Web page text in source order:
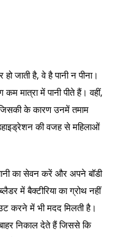
जाती है, वे है पानी न पीना।
मात्रा में पानी पीते हैं। वहीं,
के कारण उनमें तमाम
की वजह से महिलाओं
का सेवन करें और अपने बॉडी
में बैक्टीरिया का ग्रोथ नहीं
करने में भी मदद मिलती है।
निकाल देते हैं जिससे कि